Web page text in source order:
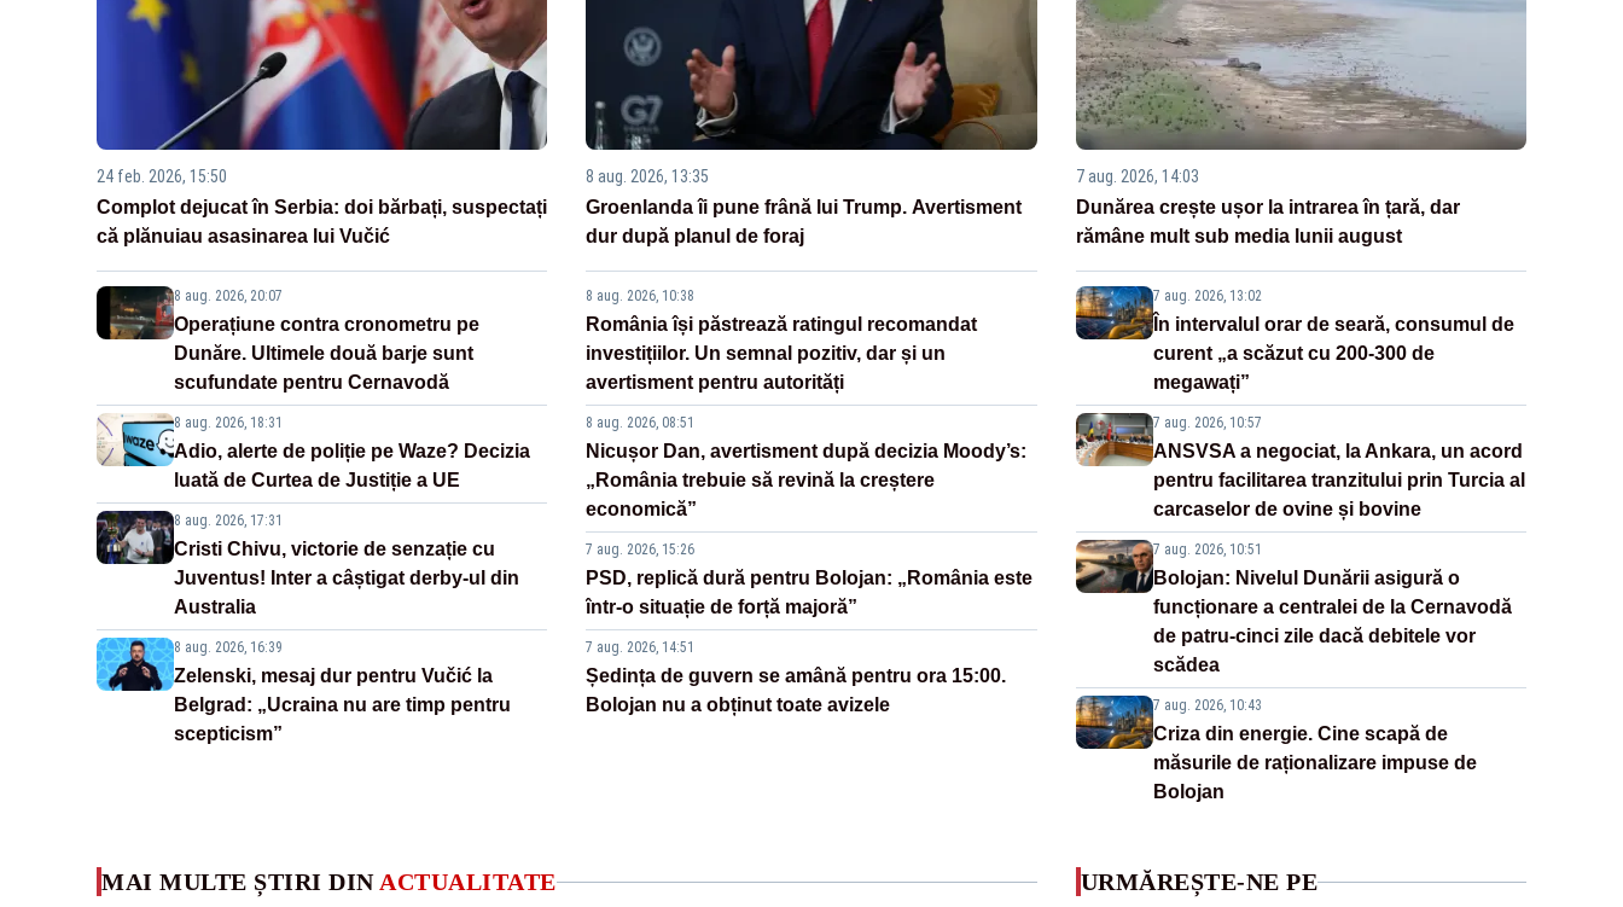
24 feb. 2026, 15:50
Complot dejucat în Serbia: doi bărbați, suspectați
că plănuiau asasinarea lui Vučić
8 aug. 2026, 20:07
Operațiune contra cronometru pe
Dunăre. Ultimele două barje sunt
scufundate pentru Cernavodă
8 aug. 2026, 18:31
Adio, alerte de poliție pe Waze? Decizia
luată de Curtea de Justiție a UE
8 aug. 2026, 17:31
Cristi Chivu, victorie de senzație cu
Juventus! Inter a câștigat derby-ul din
Australia
8 aug. 2026, 16:39
Zelenski, mesaj dur pentru Vučić la
Belgrad: „Ucraina nu are timp pentru
scepticism”
8 aug. 2026, 13:35
Groenlanda îi pune frână lui Trump. Avertisment
dur după planul de foraj
8 aug. 2026, 10:38
România își păstrează ratingul recomandat
investițiilor. Un semnal pozitiv, dar și un
avertisment pentru autorități
8 aug. 2026, 08:51
Nicușor Dan, avertisment după decizia Moody’s:
„România trebuie să revină la creștere
economică”
7 aug. 2026, 15:26
PSD, replică dură pentru Bolojan: „România este
într-o situație de forță majoră”
7 aug. 2026, 14:51
Ședința de guvern se amână pentru ora 15:00.
Bolojan nu a obținut toate avizele
7 aug. 2026, 14:03
Dunărea crește ușor la intrarea în țară, dar
rămâne mult sub media lunii august
7 aug. 2026, 13:02
În intervalul orar de seară, consumul de
curent „a scăzut cu 200-300 de
megawați”
7 aug. 2026, 10:57
ANSVSA a negociat, la Ankara, un acord
pentru facilitarea tranzitului prin Turcia al
carcaselor de ovine și bovine
7 aug. 2026, 10:51
Bolojan: Nivelul Dunării asigură o
funcționare a centralei de la Cernavodă
de patru-cinci zile dacă debitele vor
scădea
7 aug. 2026, 10:43
Criza din energie. Cine scapă de
măsurile de raționalizare impuse de
Bolojan
MAI MULTE ȘTIRI DIN ACTUALITATE URMĂREȘTE-NE PE